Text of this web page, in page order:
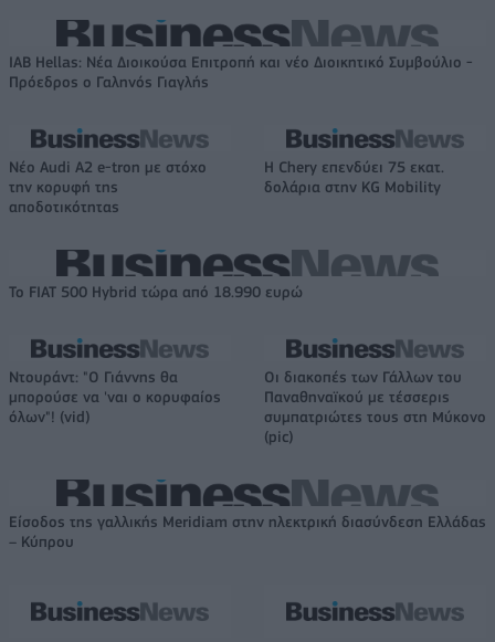
IAB Hellas: Νέα Διοικούσα Επιτροπή και νέο Διοικητικό Συμβούλιο -
Πρόεδρος ο Γαληνός Γιαγλής
Νέο Audi A2 e-tron με στόχο
την κορυφή της
αποδοτικότητας
Η Chery επενδύει 75 εκατ.
δολάρια στην KG Mobility
Το FIAT 500 Hybrid τώρα από 18.990 ευρώ
Ντουράντ: "Ο Γιάννης θα
μπορούσε να 'ναι ο κορυφαίος
όλων"! (vid)
Οι διακοπές των Γάλλων του
Παναθηναϊκού με τέσσερις
συμπατριώτες τους στη Μύκονο
(pic)
Είσοδος της γαλλικής Meridiam στην ηλεκτρική διασύνδεση Ελλάδας
– Κύπρου